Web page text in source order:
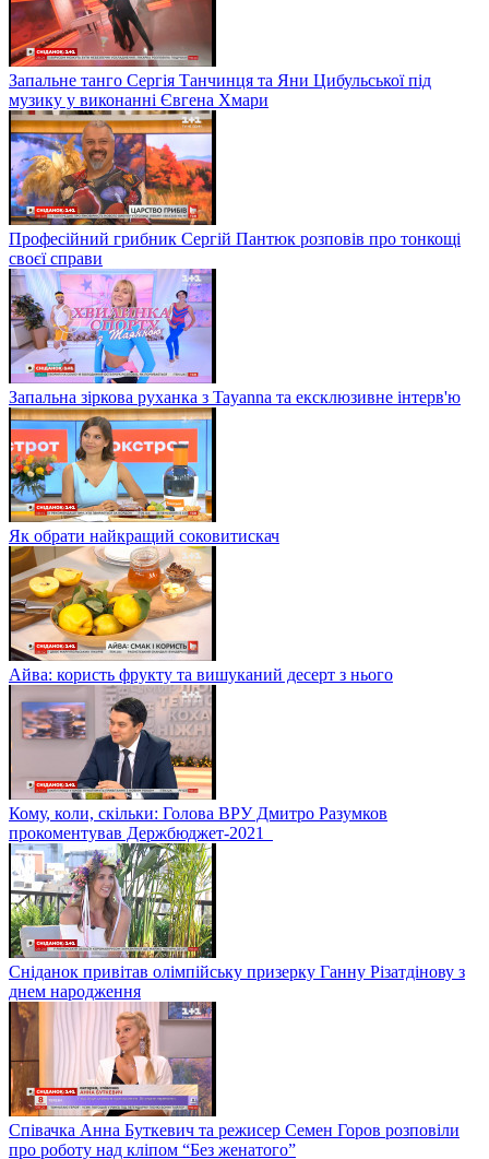
Запальне танго Сергія Танчинця та Яни Цибульської під
музику у виконанні Євгена Хмари
Професійний грибник Сергій Пантюк розповів про тонкощі
своєї справи
Запальна зіркова руханка з Tayanna та ексклюзивне інтерв'ю
Як обрати найкращий соковитискач
Айва: користь фрукту та вишуканий десерт з нього
Кому, коли, скільки: Голова ВРУ Дмитро Разумков
прокоментував Держбюджет-2021
Сніданок привітав олімпійську призерку Ганну Різатдінову з
днем народження
Співачка Анна Буткевич та режисер Семен Горов розповіли
про роботу над кліпом “Без женатого”